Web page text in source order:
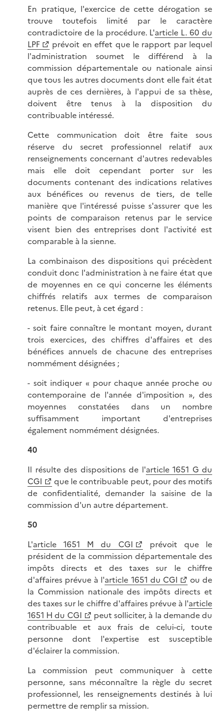
En pratique, l'exercice de cette dérogation se
trouve toutefois limité par le caractère
contradictoire de la procédure. L'article L. 60 du
LPF
prévoit en effet que le rapport par lequel
l'administration soumet le différend à la
commission départementale ou nationale ainsi
que tous les autres documents dont elle fait état
auprès de ces dernières, à l'appui de sa thèse,
doivent être tenus à la disposition du
contribuable intéressé.
Cette communication doit être faite sous
réserve du secret professionnel relatif aux
renseignements concernant d'autres redevables
mais elle doit cependant porter sur les
documents contenant des indications relatives
aux bénéfices ou revenus de tiers, de telle
manière que l'intéressé puisse s'assurer que les
points de comparaison retenus par le service
visent bien des entreprises dont l'activité est
comparable à la sienne.
La combinaison des dispositions qui précèdent
conduit donc l'administration à ne faire état que
de moyennes en ce qui concerne les éléments
chiffrés relatifs aux termes de comparaison
retenus. Elle peut, à cet égard :
- soit faire connaître le montant moyen, durant
trois exercices, des chiffres d'affaires et des
bénéfices annuels de chacune des entreprises
nommément désignées ;
- soit indiquer « pour chaque année proche ou
contemporaine de l'année d'imposition », des
moyennes constatées dans un nombre
suffisamment important d'entreprises
également nommément désignées.
40
Il résulte des dispositions de l'article 1651 G du
CGI
que le contribuable peut, pour des motifs
de confidentialité, demander la saisine de la
commission d'un autre département.
50
L'article 1651 M du CGI
prévoit que le
président de la commission départementale des
impôts directs et des taxes sur le chiffre
d'affaires prévue à l'article 1651 du CGI
ou de
la Commission nationale des impôts directs et
des taxes sur le chiffre d'affaires prévue à l'article
1651 H du CGI
peut solliciter, à la demande du
contribuable et aux frais de celui-ci, toute
personne dont l'expertise est susceptible
d'éclairer la commission.
La commission peut communiquer à cette
personne, sans méconnaître la règle du secret
professionnel, les renseignements destinés à lui
permettre de remplir sa mission.